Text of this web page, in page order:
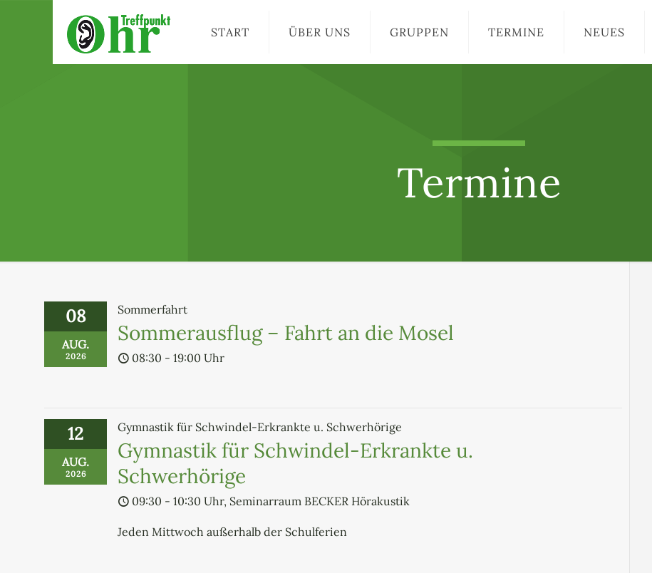
START ÜBER UNS GRUPPEN TERMINE NEUES
Termine
08
AUG.
2026
Sommerfahrt
Sommerausflug – Fahrt an die Mosel
08:30 - 19:00 Uhr
12
AUG.
2026
Gymnastik für Schwindel-Erkrankte u. Schwerhörige
Gymnastik für Schwindel-Erkrankte u.
Schwerhörige
09:30 - 10:30 Uhr, Seminarraum BECKER Hörakustik
Jeden Mittwoch außerhalb der Schulferien